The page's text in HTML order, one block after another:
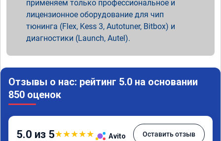
применяем только профессиональное и
лицензионное оборудование для чип
тюнинга (Flex, Kess 3, Autotuner, Bitbox) и
диагностики (Launch, Autel).
Отзывы о нас: рейтинг 5.0 на основании
850 оценок
5.0 из 5★★★★★ Avito Оставить отзыв